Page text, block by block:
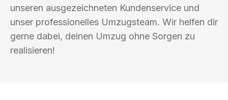
unseren ausgezeichneten Kundenservice und
unser professionelles Umzugsteam. Wir helfen dir
gerne dabei, deinen Umzug ohne Sorgen zu
realisieren!